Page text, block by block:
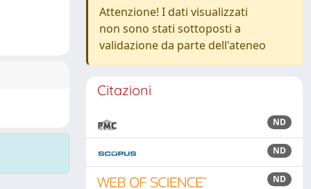
Attenzione! I dati visualizzati
non sono stati sottoposti a
validazione da parte dell'ateneo
Citazioni
ND
ND
ND